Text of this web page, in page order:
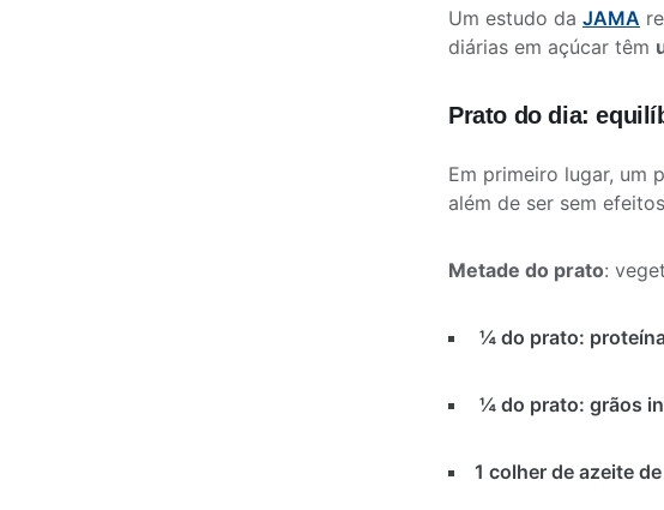
Um estudo da JAMA
diárias em açúcar têm
Prato do dia:
Em primeiro lugar, um
além de ser sem
Metade do prato:
¼ do prato:
¼ do prato: grãos
1 colher de azeite